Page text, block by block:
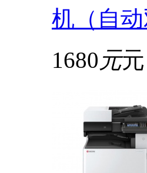
机（自
1680 元元